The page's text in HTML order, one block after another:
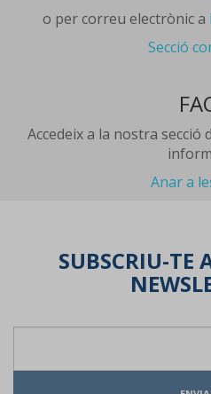
o per correu electrònic a
Secció
Accedeix a la nostra
Anar a
SUBSCRIU-TE